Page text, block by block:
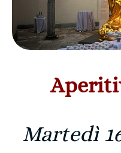
Martedì